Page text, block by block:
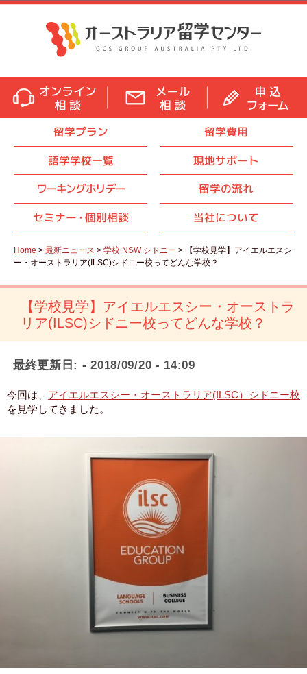
留学プラン
留学費用
語学学校一覧
現地サポート
ワーキングホリデー
留学の流れ
セミナー・ 個別相談 当社について
Home > 最新ニュース > 学校 NSW シドニー > 【学校見学】アイエルエスシ
ー・オーストラリア(ILSC)シドニー校ってどんな学校？
【学校見学】アイエルエスシー・オーストラ
リア(ILSC)シドニー校ってどんな学校？
最終更新日: - 2018/09/20 - 14:09
今回は、 アイエルエスシー・オーストラリア(ILSC）シドニー校
を見学してきました。